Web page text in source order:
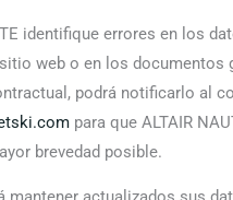
identifique errores en los
web o en los documentos
podrá notificarlo al
para que ALTAIR
brevedad posible.